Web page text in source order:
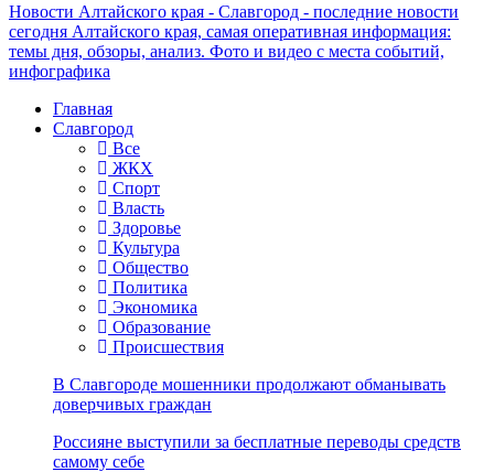
Новости Алтайского края - Славгород - последние новости
сегодня Алтайского края, самая оперативная информация:
темы дня, обзоры, анализ. Фото и видео с места событий,
инфографика
Главная
Славгород
Все
ЖКХ
Спорт
Власть
Здоровье
Культура
Общество
Политика
Экономика
Образование
Происшествия
В Славгороде мошенники продолжают обманывать
доверчивых граждан
Россияне выступили за бесплатные переводы средств
самому себе